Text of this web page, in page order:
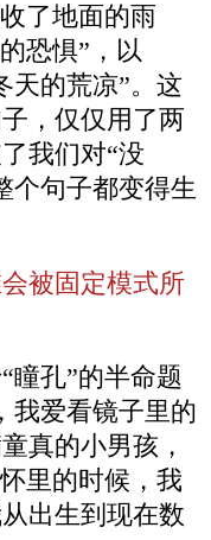
了地面的雨
恐惧”，以
天的荒凉”。这
，仅仅用了两
我们对“没
个句子都变得生
被固定模式所
瞳孔”的半命题
我爱看镜子里的
真的小男孩，
里的时候，我
出生到现在数